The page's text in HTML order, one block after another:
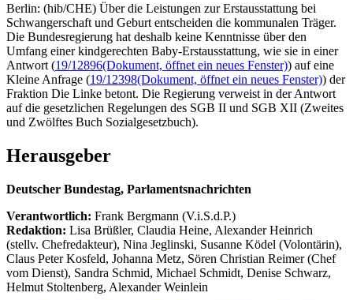
Berlin: (hib/CHE) Über die Leistungen zur Erstausstattung bei
Schwangerschaft und Geburt entscheiden die kommunalen Träger.
Die Bundesregierung hat deshalb keine Kenntnisse über den
Umfang einer kindgerechten Baby-Erstausstattung, wie sie in einer
Antwort (19/12896(Dokument, öffnet ein neues Fenster)) auf eine
Kleine Anfrage (19/12398(Dokument, öffnet ein neues Fenster)) der
Fraktion Die Linke betont. Die Regierung verweist in der Antwort
auf die gesetzlichen Regelungen des SGB II und SGB XII (Zweites
und Zwölftes Buch Sozialgesetzbuch).
Herausgeber
Deutscher Bundestag, Parlamentsnachrichten
Verantwortlich: Frank Bergmann (V.i.S.d.P.)
Redaktion: Lisa Brüßler, Claudia Heine, Alexander Heinrich
(stellv. Chefredakteur), Nina Jeglinski, Susanne Ködel (Volontärin),
Claus Peter Kosfeld, Johanna Metz, Sören Christian Reimer (Chef
vom Dienst), Sandra Schmid, Michael Schmidt, Denise Schwarz,
Helmut Stoltenberg, Alexander Weinlein